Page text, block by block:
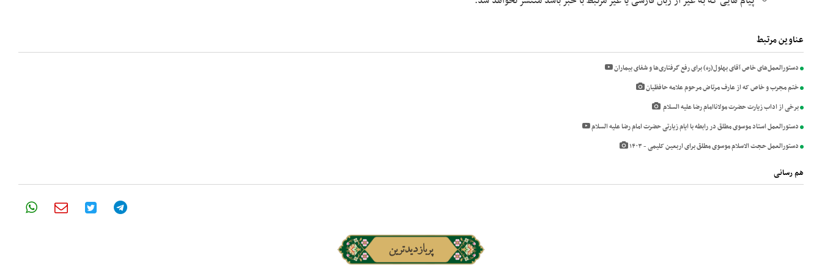
عناوین مرتبط
دستورالعمل‌های خاص آقای بهلول(ره) برای رفع گرفتاری‌ها و شفای بیماران
ختم مجرب و خاص که از عارف مرتاض مرحوم علامه حافظیان
برخی از اداب زیارت حضرت مولاناامام رضا علیه السلام
دستورالعمل استاد موسوی مطلق در رابطه با ایام زیارتی حضرت امام رضا علیه السلام
دستورالعمل حجت الاسلام موسوی مطلق برای اربعین کلیمی - ۱۴۰۳
هم رسانی
پربازدیدترین